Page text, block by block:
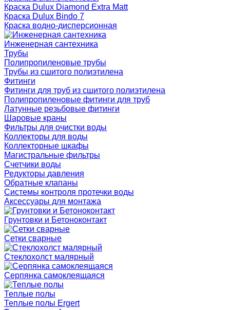
Краска Dulux Diamond Extra Matt
Краска Dulux Bindo 7
Краска водно-дисперсионная
Инженерная сантехника
Трубы
Полипропиленовые трубы
Трубы из сшитого полиэтилена
Фитинги
Фитинги для труб из сшитого полиэтилена
Полипропиленовые фитинги для труб
Латунные резьбовые фитинги
Шаровые краны
Фильтры для очистки воды
Коллекторы для воды
Коллекторные шкафы
Магистральные фильтры
Счетчики воды
Редукторы давления
Обратные клапаны
Системы контроля протечки воды
Аксессуары для монтажа
Грунтовки и Бетоноконтакт
Сетки сварные
Cтеклохолст малярный
Серпянка самоклеящаяся
Теплые полы
Теплые полы Ergert